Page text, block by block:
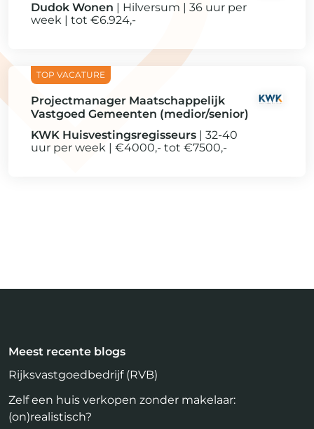
Dudok Wonen
Hilversum
36 uur per
week
tot €6.924,-
Projectmanager Maatschappelijk
Vastgoed Gemeenten (medior/senior)
KWK Huisvestingsregisseurs
32-40
uur per week
€4000,- tot €7500,-
Meest recente blogs
Rijksvastgoedbedrijf (RVB)
Zelf een huis verkopen zonder makelaar:
(on)realistisch?